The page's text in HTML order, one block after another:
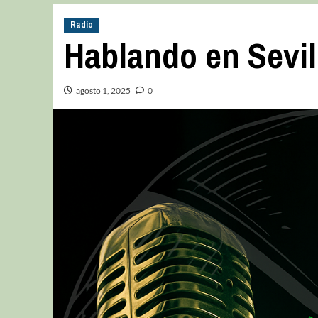
Radio
Hablando en
agosto 1, 2025 0